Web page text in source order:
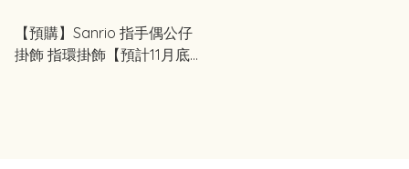
【預購】Sanrio 指手偶公仔
掛飾 指環掛飾【預計11月底